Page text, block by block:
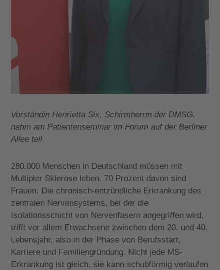
Vorständin Henrietta Six, Schirmherrin der DMSG,
nahm am Patientenseminar im Forum auf der Berliner
Allee teil.
280.000 Menschen in Deutschland müssen mit
Multipler Sklerose leben. 70 Prozent davon sind
Frauen. Die chronisch-entzündliche Erkrankung des
zentralen Nervensystems, bei der die
Isolationsschicht von Nervenfasern angegriffen wird,
trifft vor allem Erwachsene zwischen dem 20. und 40.
Lebensjahr, also in der Phase von Berufsstart,
Karriere und Familiengründung. Nicht jede MS-
Erkrankung ist gleich, sie kann schubförmig verlaufen